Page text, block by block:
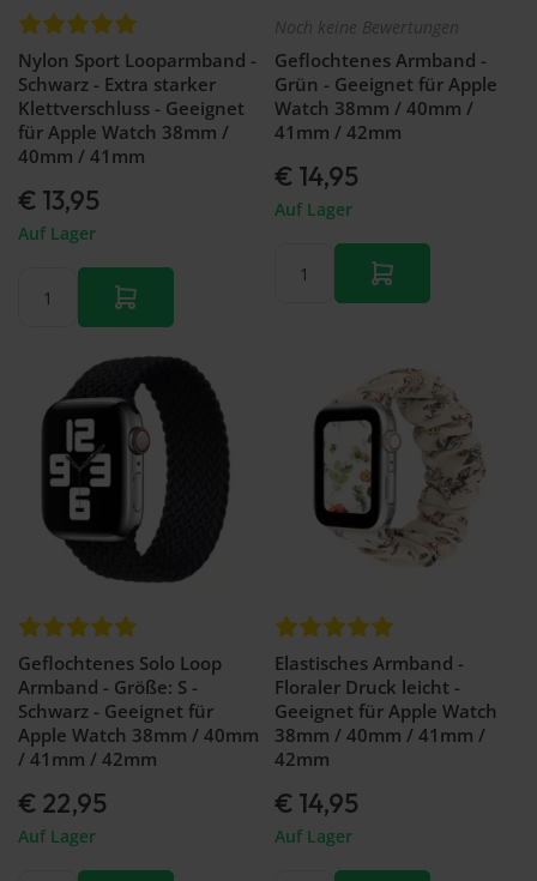
Nylon Sport Looparmband -
Schwarz - Extra starker
Klettverschluss - Geeignet
für Apple Watch 38mm /
40mm / 41mm
€ 13,95
Auf Lager
Noch keine Bewertungen
Geflochtenes Armband -
Grün - Geeignet für Apple
Watch 38mm / 40mm /
41mm / 42mm
€ 14,95
Auf Lager
Geflochtenes Solo Loop
Armband - Größe: S -
Schwarz - Geeignet für
Apple Watch 38mm / 40mm
/ 41mm / 42mm
€ 22,95
Auf Lager
Elastisches Armband -
Floraler Druck leicht -
Geeignet für Apple Watch
38mm / 40mm / 41mm /
42mm
€ 14,95
Auf Lager